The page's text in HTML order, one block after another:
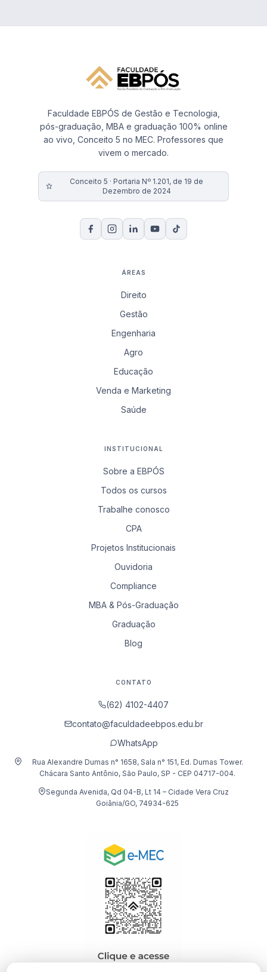
Faculdade EBPÓS de Gestão e Tecnologia,
pós-graduação, MBA e graduação 100% online
ao vivo, Conceito 5 no MEC. Professores que
vivem o mercado.
Conceito 5 · Portaria Nº 1.201, de 19 de
Dezembro de 2024
ÁREAS
Direito
Gestão
Engenharia
Agro
Educação
Venda e Marketing
Saúde
INSTITUCIONAL
Sobre a EBPÓS
Todos os cursos
Trabalhe conosco
CPA
Projetos Institucionais
Ouvidoria
Compliance
MBA & Pós-Graduação
Graduação
Blog
CONTATO
(62) 4102-4407
contato@faculdadeebpos.edu.br
WhatsApp
Rua Alexandre Dumas n° 1658, Sala n° 151, Ed. Dumas Tower.
Chácara Santo Antônio, São Paulo, SP - CEP 04717-004.
Segunda Avenida, Qd 04-B, Lt 14 – Cidade Vera Cruz
Goiânia/GO, 74934-625